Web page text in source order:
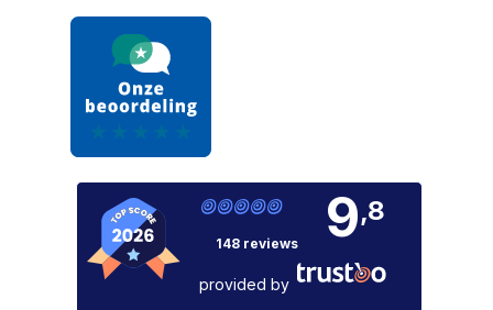
148 reviews 9,8
provided by